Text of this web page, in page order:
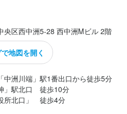
しい甘さ、そこに心持ち厚め...
央区西中洲5-28 西中洲Mビル 2階
地図を開く
中洲川端」駅1番出口から徒歩5分
」駅北口　徒歩10分